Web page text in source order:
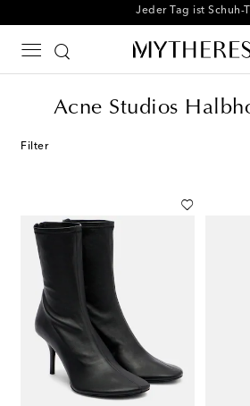
Melden Sie sich für unseren
Acne Studios
Filter